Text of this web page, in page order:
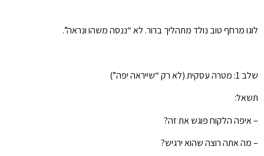
לוגו מרחף טוב נולד מתהליך ברור. לא “ננסה משהו ונראה”.
שלב 1: מטרה עסקית (לא רק “שייראה יפה”)
תשאל:
– איפה הלקוח פוגש את זה?
– מה אתה רוצה שהוא ירגיש?